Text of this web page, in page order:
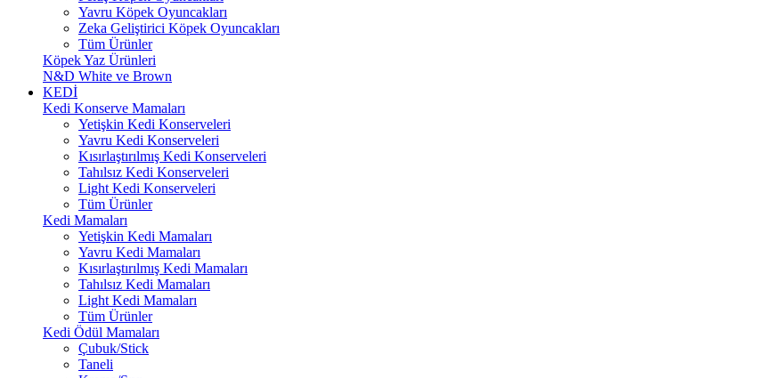
Yavru Köpek Oyuncakları
Zeka Geliştirici Köpek Oyuncakları
Tüm Ürünler
Köpek Yaz Ürünleri
N&D White ve Brown
KEDİ
Kedi Konserve Mamaları
Yetişkin Kedi Konserveleri
Yavru Kedi Konserveleri
Kısırlaştırılmış Kedi Konserveleri
Tahılsız Kedi Konserveleri
Light Kedi Konserveleri
Tüm Ürünler
Kedi Mamaları
Yetişkin Kedi Mamaları
Yavru Kedi Mamaları
Kısırlaştırılmış Kedi Mamaları
Tahılsız Kedi Mamaları
Light Kedi Mamaları
Tüm Ürünler
Kedi Ödül Mamaları
Çubuk/Stick
Taneli